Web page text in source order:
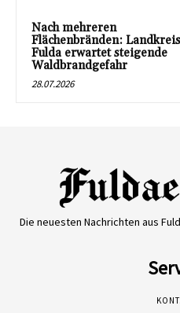
Nach mehreren
Flächenbränden: Landkreis
Fulda erwartet steigende
Waldbrandgefahr
28.07.2026
Die neuesten Nachrichten aus